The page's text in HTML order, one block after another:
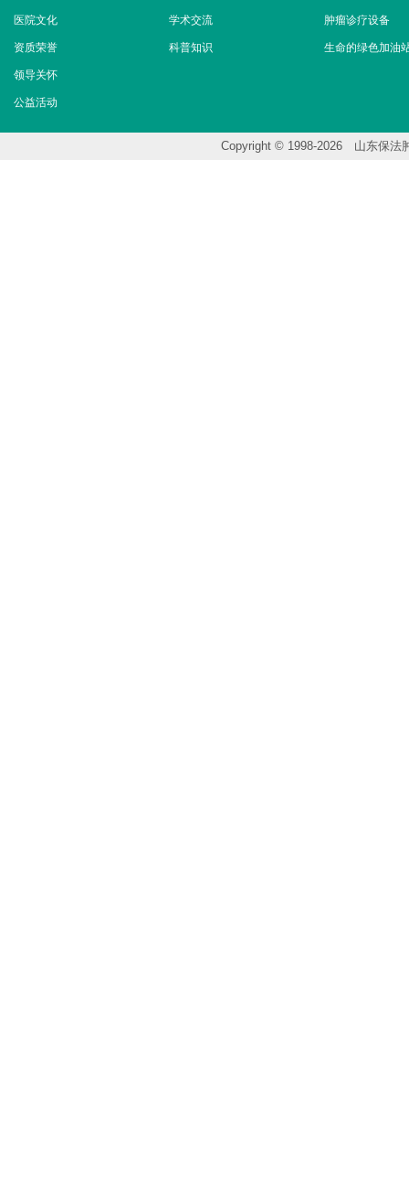
医院文化
资质荣誉
领导关怀
公益活动
学术交流
科普知识
肿瘤诊疗设备
生命的绿色加油
Copyright © 1998-2026 山东保法